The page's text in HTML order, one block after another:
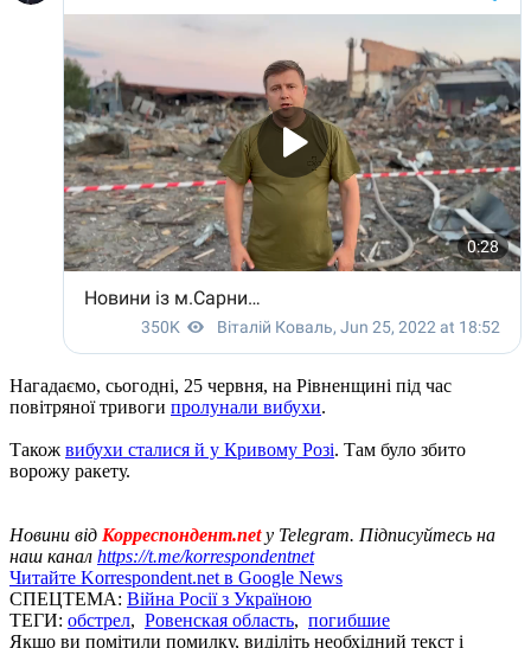
Нагадаємо, сьогодні, 25 червня, на Рівненщині під час
повітряної тривоги пролунали вибухи.
Також вибухи сталися й у Кривому Розі. Там було збито
ворожу ракету.
Новини від Корреспондент.netу Telegram. Підписуйтесь на
наш канал https://t.me/korrespondentnet
Читайте Korrespondent.net в Google News
СПЕЦТЕМА: Війна Росії з Україною
ТЕГИ: обстрел, Ровенская область, погибшие
Якщо ви помітили помилку, виділіть необхідний текст і